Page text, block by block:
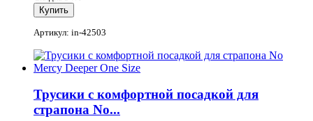
Артикул: in-42503
Трусики с комфортной посадкой для
страпона No...